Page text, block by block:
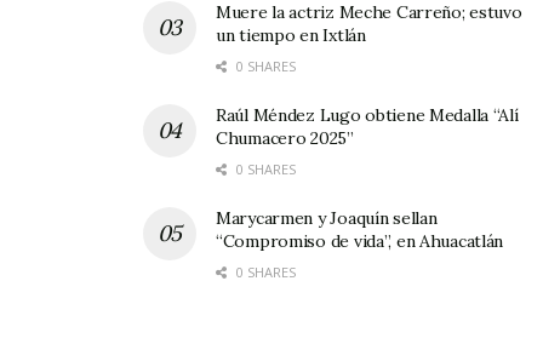
Muere la actriz Meche Carreño; estuvo
un tiempo en Ixtlán
0 SHARES
Raúl Méndez Lugo obtiene Medalla “Alí
Chumacero 2025”
0 SHARES
Marycarmen y Joaquín sellan
“Compromiso de vida”, en Ahuacatlán
0 SHARES